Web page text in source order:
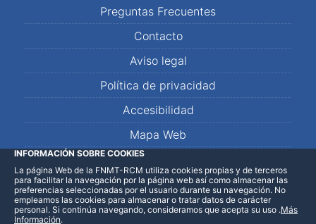
Preguntas Frecuentes
Contacto
Aviso legal
Política de privacidad
Accesibilidad
Mapa Web
LinkedInFacebookWhatsApp
INFORMACIÓN SOBRE COOKIES
La página Web de la FNMT-RCM utiliza cookies propias y de terceros
para facilitar la navegación por la página web así como almacenar las
preferencias seleccionadas por el usuario durante su navegación. No
empleamos las cookies para almacenar o tratar datos de carácter
personal. Si continúa navegando, consideramos que acepta su uso .Más
Información.